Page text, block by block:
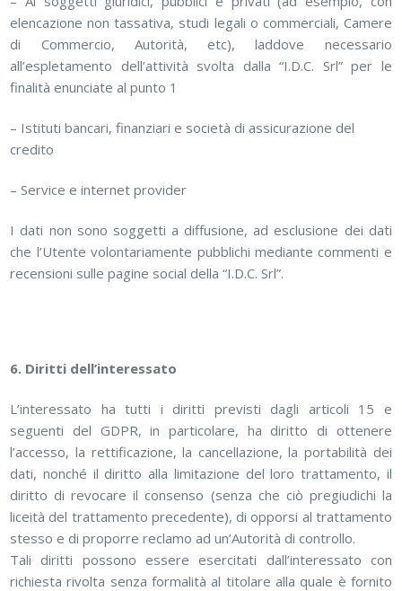
elencazione non tassativa, studi legali o commerciali, Camere
di Commercio, Autorità, etc), laddove necessario
all’espletamento dell’attività svolta dalla “I.D.C. Srl” per le
finalità enunciate al punto 1
– Istituti bancari, finanziari e società di assicurazione del
credito
– Service e internet provider
I dati non sono soggetti a diffusione, ad esclusione dei dati
che l’Utente volontariamente pubblichi mediante commenti e
recensioni sulle pagine social della “I.D.C. Srl”.
6. Diritti dell’interessato
L’interessato ha tutti i diritti previsti dagli articoli 15 e
seguenti del GDPR, in particolare, ha diritto di ottenere
l’accesso, la rettificazione, la cancellazione, la portabilità dei
dati, nonché il diritto alla limitazione del loro trattamento, il
diritto di revocare il consenso (senza che ciò pregiudichi la
liceità del trattamento precedente), di opporsi al trattamento
stesso e di proporre reclamo ad un’Autorità di controllo.
Tali diritti possono essere esercitati dall’interessato con
richiesta rivolta senza formalità al titolare alla quale è fornito